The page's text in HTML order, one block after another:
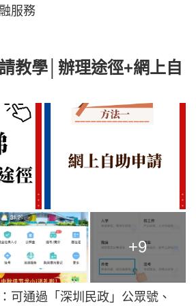
服務
教學│辦理途徑+網上自
+9
可通過「深圳民政」公眾號、